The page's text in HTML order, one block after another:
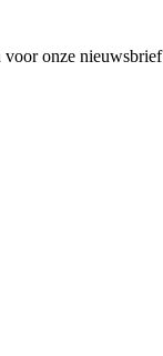
voor onze nieuwsbrief